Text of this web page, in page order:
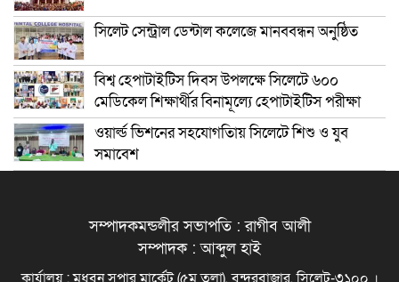
সিলেট সেন্ট্রাল ডেন্টাল কলেজে মানববন্ধন অনুষ্ঠিত
বিশ্ব হেপাটাইটিস দিবস উপলক্ষে সিলেটে ৬০০
মেডিকেল শিক্ষার্থীর বিনামূল্যে হেপাটাইটিস পরীক্ষা
ওয়ার্ল্ড ভিশনের সহযোগতিায় সিলেটে শিশু ও যুব
সমাবেশ
সম্পাদকমন্ডলীর সভাপতি : রাগীব আলী
সম্পাদক : আব্দুল হাই